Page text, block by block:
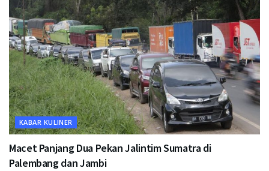
KABAR KULINER
Macet Panjang Dua Pekan Jalintim Sumatra di
Palembang dan Jambi